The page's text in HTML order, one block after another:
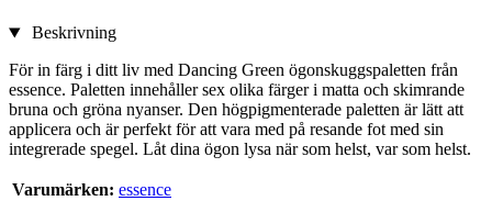
Beskrivning
För in färg i ditt liv med Dancing Green ögonskuggspaletten från
essence. Paletten innehåller sex olika färger i matta och skimrande
bruna och gröna nyanser. Den högpigmenterade paletten är lätt att
applicera och är perfekt för att vara med på resande fot med sin
integrerade spegel. Låt dina ögon lysa när som helst, var som helst.
Varumärken: essence